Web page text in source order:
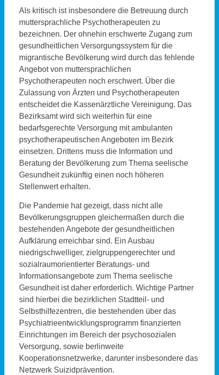
Als kritisch ist insbesondere die Betreuung durch
muttersprachliche Psychotherapeuten zu
bezeichnen. Der ohnehin erschwerte Zugang zum
gesundheitlichen Versorgungssystem für die
migrantische Bevölkerung wird durch das fehlende
Angebot von muttersprachlichen
Psychotherapeuten noch erschwert. Über die
Zulassung von Ärzten und Psychotherapeuten
entscheidet die Kassenärztliche Vereinigung. Das
Bezirksamt wird sich weiterhin für eine
bedarfsgerechte Versorgung mit ambulanten
psychotherapeutischen Angeboten im Bezirk
einsetzen. Drittens muss die Information und
Beratung der Bevölkerung zum Thema seelische
Gesundheit zukünftig einen noch höheren
Stellenwert erhalten.
Die Pandemie hat gezeigt, dass nicht alle
Bevölkerungsgruppen gleichermaßen durch die
bestehenden Angebote der gesundheitlichen
Aufklärung erreichbar sind. Ein Ausbau
niedrigschwelliger, zielgruppengerechter und
sozialraumorientierter Beratungs- und
Informationsangebote zum Thema seelische
Gesundheit ist daher erforderlich. Wichtige Partner
sind hierbei die bezirklichen Stadtteil- und
Selbsthilfezentren, die bestehenden über das
Psychiatrieentwicklungsprogramm finanzierten
Einrichtungen im Bereich der psychosozialen
Versorgung, sowie berlinweite
Kooperationsnetzwerke, darunter insbesondere das
Netzwerk Suizidprävention.